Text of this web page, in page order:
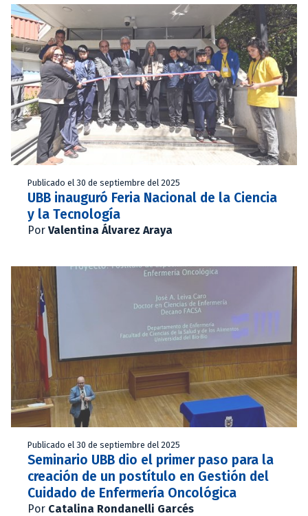
Publicado el 30 de septiembre del 2025
UBB inauguró Feria Nacional de la Ciencia
y la Tecnología
Por Valentina Álvarez Araya
Publicado el 30 de septiembre del 2025
Seminario UBB dio el primer paso para la
creación de un postítulo en Gestión del
Cuidado de Enfermería Oncológica
Por Catalina Rondanelli Garcés